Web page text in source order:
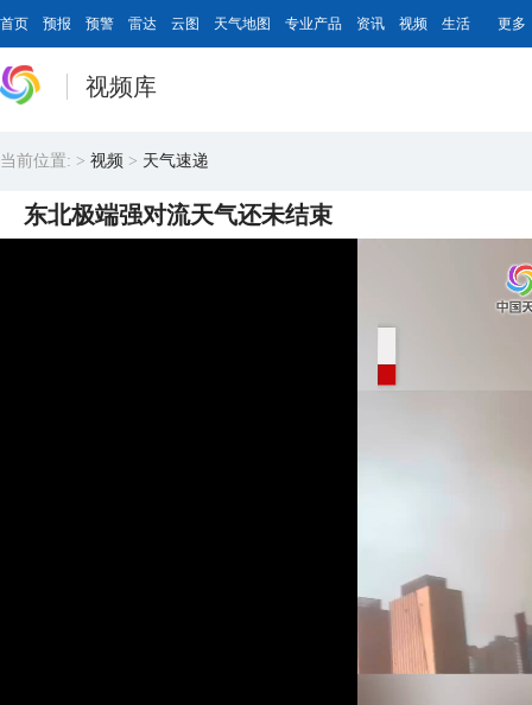
首页 预报 预警 雷达 云图 天气地图 专业产品 资讯 视频 生活 更多
视频库
当前位置: > 视频 > 天气速递
东北极端强对流天气还未结束